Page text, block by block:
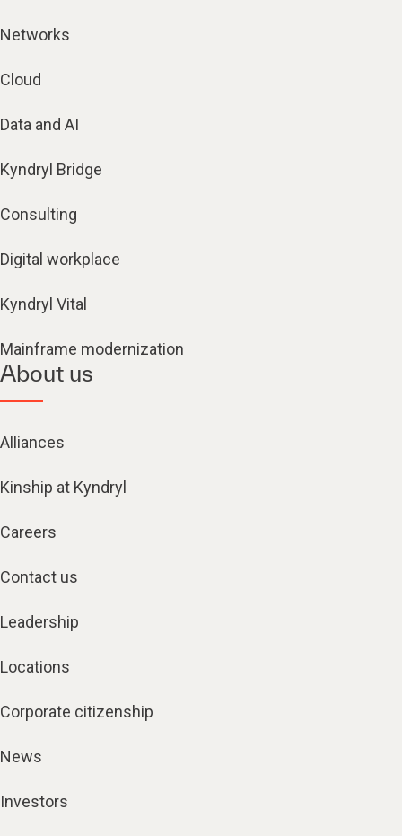
Networks
Cloud
Data and AI
Kyndryl Bridge
Consulting
Digital workplace
Kyndryl Vital
Mainframe modernization
About us
Alliances
Kinship at Kyndryl
Careers
Contact us
Leadership
Locations
Corporate citizenship
News
Investors